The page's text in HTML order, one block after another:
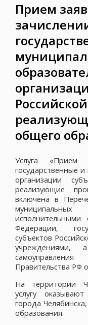
Прием
общего
Услуга «Прием
государственные
организации
реализующие
включена в
исполнительными
Федерации,
субъектов
учреждениями,
Правительства РФ
На территории
услугу
города
образования.